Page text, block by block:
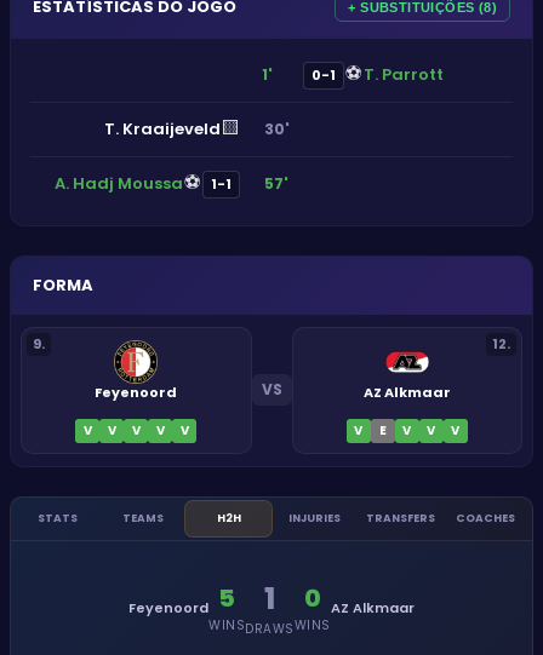
ESTATÍSTICAS DO JOGO + SUBSTITUIÇÕES (8)
1' 0-1 ⚽T. Parrott
T. Kraaijeveld🟨 30'
A. Hadj Moussa⚽ 1-1 57'
FORMA
9.
Feyenoord
V V V V V
VS
12.
AZ Alkmaar
V E V V V
STATS TEAMS H2H INJURIES TRANSFERS COACHES
Feyenoord 5
WINS
1
DRAWS
0
WINS
AZ Alkmaar